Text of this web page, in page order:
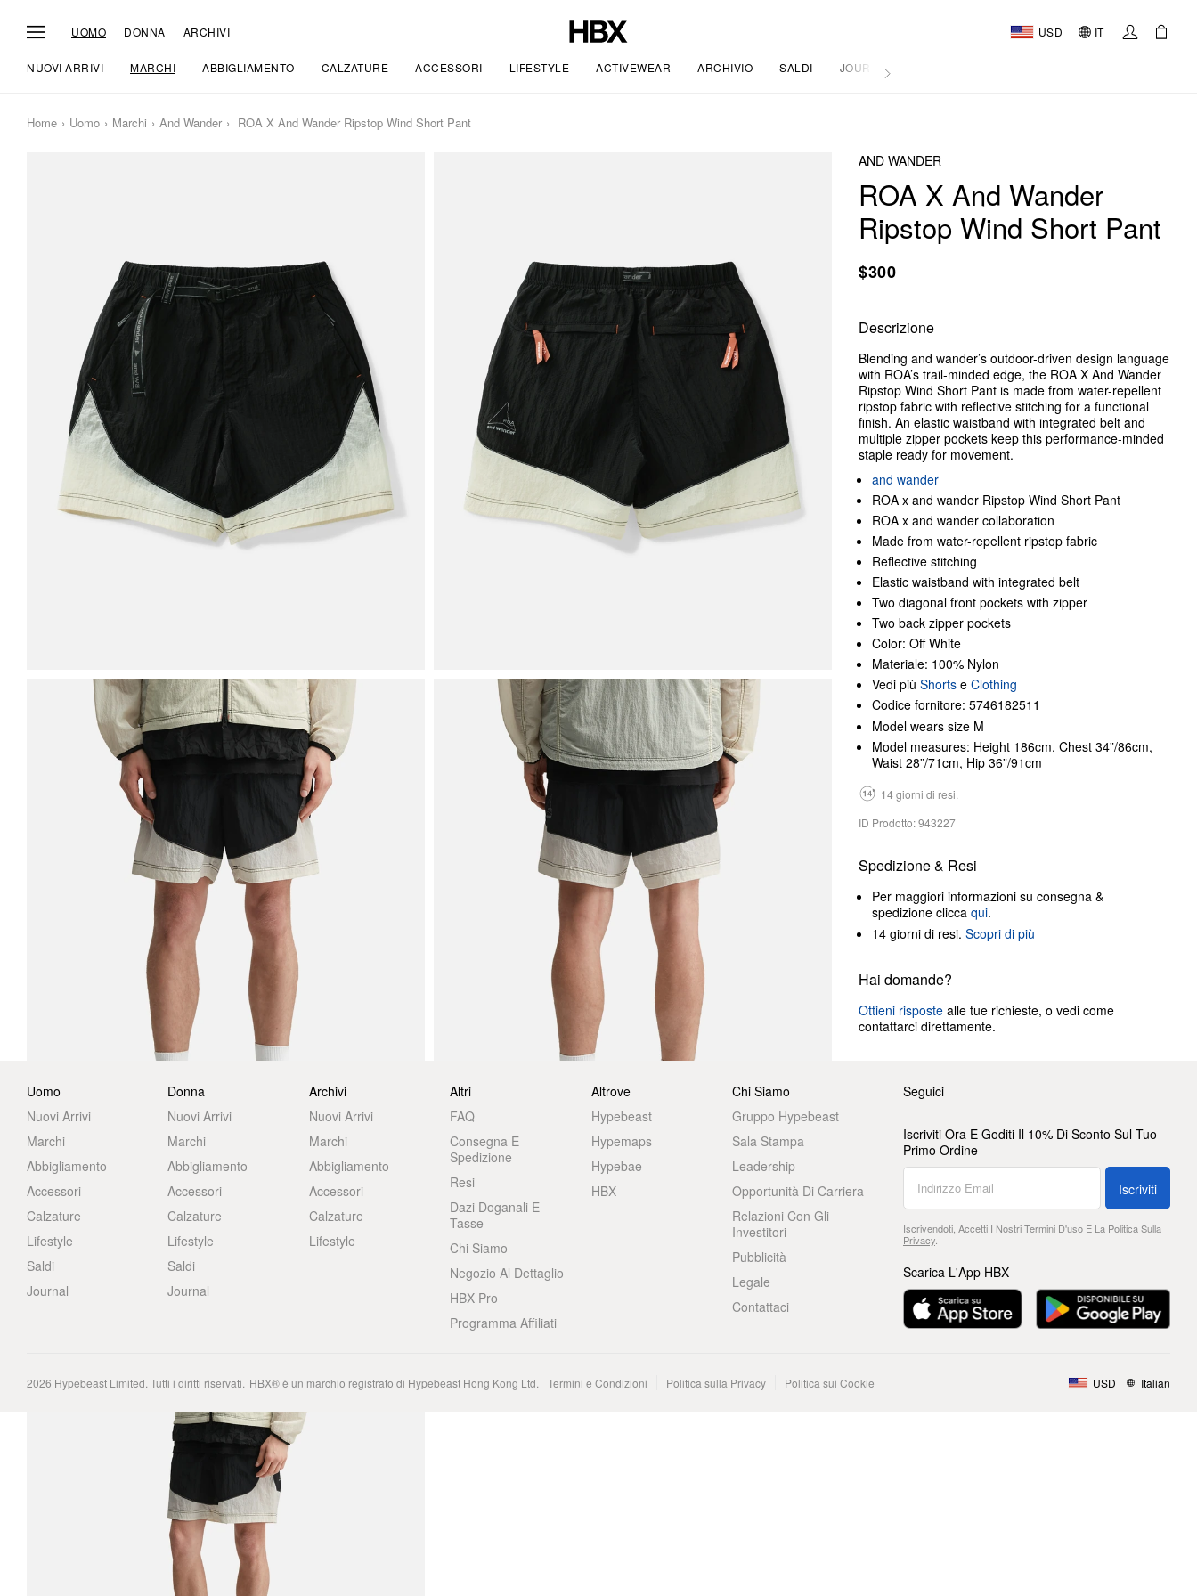
UOMO DONNA ARCHIVI USD IT
NUOVI ARRIVI MARCHI ABBIGLIAMENTO CALZATURE ACCESSORI LIFESTYLE ACTIVEWEAR ARCHIVIO SALDI JOURNAL
Home Uomo Marchi And Wander ROA X And Wander Ripstop Wind Short Pant
AND WANDER
ROA X And Wander
Ripstop Wind Short Pant
$300
Descrizione
Blending and wander’s outdoor-driven design language
with ROA’s trail-minded edge, the ROA X And Wander
Ripstop Wind Short Pant is made from water-repellent
ripstop fabric with reflective stitching for a functional
finish. An elastic waistband with integrated belt and
multiple zipper pockets keep this performance-minded
staple ready for movement.
and wander
ROA x and wander Ripstop Wind Short Pant
ROA x and wander collaboration
Made from water-repellent ripstop fabric
Reflective stitching
Elastic waistband with integrated belt
Two diagonal front pockets with zipper
Two back zipper pockets
Color: Off White
Materiale: 100% Nylon
Vedi più Shorts e Clothing
Codice fornitore: 5746182511
Model wears size M
Model measures: Height 186cm, Chest 34”/86cm,
Waist 28”/71cm, Hip 36”/91cm
14 giorni di resi.
ID Prodotto: 943227
Spedizione & Resi
Per maggiori informazioni su consegna &
spedizione clicca qui.
14 giorni di resi. Scopri di più
Hai domande?
Ottieni risposte alle tue richieste, o vedi come
contattarci direttamente.
Uomo
Nuovi Arrivi
Marchi
Abbigliamento
Accessori
Calzature
Lifestyle
Saldi
Journal
Donna
Nuovi Arrivi
Marchi
Abbigliamento
Accessori
Calzature
Lifestyle
Saldi
Journal
Archivi
Nuovi Arrivi
Marchi
Abbigliamento
Accessori
Calzature
Lifestyle
Altri
FAQ
Consegna E
Spedizione
Resi
Dazi Doganali E
Tasse
Chi Siamo
Negozio Al Dettaglio
HBX Pro
Programma Affiliati
Altrove
Hypebeast
Hypemaps
Hypebae
HBX
Chi Siamo
Gruppo Hypebeast
Sala Stampa
Leadership
Opportunità Di Carriera
Relazioni Con Gli
Investitori
Pubblicità
Legale
Contattaci
Seguici
Iscriviti Ora E Goditi Il 10% Di Sconto Sul Tuo
Primo Ordine
Iscriviti
Iscrivendoti, Accetti I NostriTermini D'usoE La Politica Sulla
Privacy.
Scarica L'App HBX
2026 Hypebeast Limited. Tutti i diritti riservati. HBX® è un marchio registrato di Hypebeast Hong Kong Ltd. Termini e Condizioni Politica sulla Privacy Politica sui Cookie USD Italian